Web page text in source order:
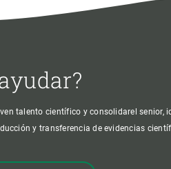
talento científico y consolidarel senior,
y transferencia de evidencias